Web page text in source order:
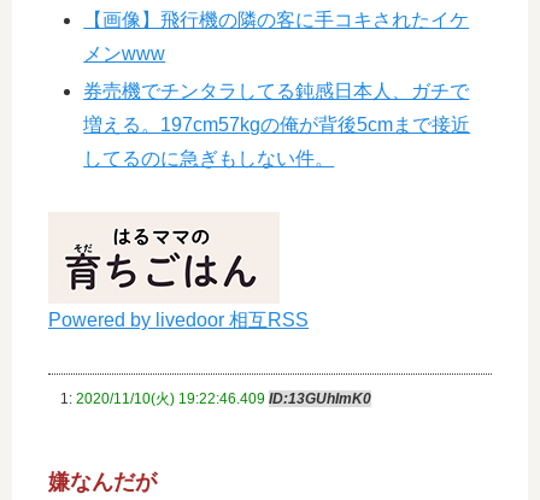
【画像】飛行機の隣の客に手コキされたイケ
メンwww
券売機でチンタラしてる鈍感日本人、ガチで
増える。197cm57kgの俺が背後5cmまで接近
してるのに急ぎもしない件。
Powered by livedoor 相互RSS
1: 2020/11/10(火) 19:22:46.409 ID:13GUhImK0
嫌なんだが